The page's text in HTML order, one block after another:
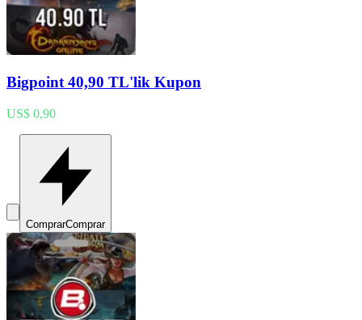
Bigpoint 40,90 TL'lik Kupon
US$ 0,90
ComprarComprar